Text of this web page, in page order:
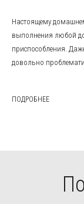
Настоящему
выполнения любой
приспособления.
довольно
ПОДРОБНЕЕ